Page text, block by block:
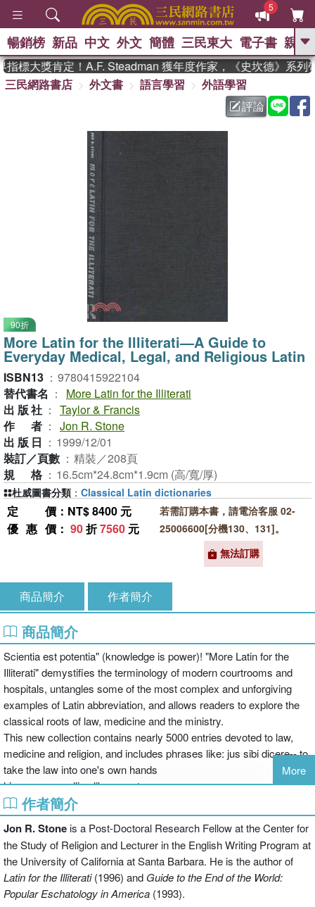
5
GO
熱搜： 東野圭吾 、 高希均教授回憶錄
父親節 、 如果歷
暑期推薦 、 國際布克
獎 臺灣漫遊錄 、 方念華
登輝時代
暢銷榜 新品 中文 外文 簡體 三民東大 電子書 親子
標大獎肯定！A.F. Steadman 獲年度作家，《史坎德》系列帶
三民網路書店
外文書 語言學習
外語學習
評論
90折
More Latin for the Illiterati—A Guide to
Everyday Medical, Legal, and Religious Latin
ISBN13 ： 9780415922104
替代書名 ：
More Latin for the Illiterati
出版社 ： Taylor & Francis
作者 ： Jon R. Stone
出版日 ： 1999/12/01
裝訂／頁數 ： 精裝／208頁
規格 ： 16.5cm*24.8cm*1.9cm (高/寬/厚)
定價 ：NT$ 8400 元
優惠價 ： 90折7560 元
若需訂購本書，請電洽客服 02-
25006600[分機130、131]。
無法訂購
杜威圖書分類 ： Classical Latin dictionaries
商品簡介 作者簡介
商品簡介
Scientia est potentia" (knowledge is power)! "More Latin for the
Illiterati" demystifies the terminology of modern courtrooms and
hospitals, untangles some of the most complex and unforgiving
examples of Latin abbreviation, and allows readers to explore the
classical roots of law, medicine and the ministry.
This new collection contains nearly 5000 entries devoted to law,
medicine and religion, and includes phrases like: jus sibi dicere-- to
take the law into one's own hands
hircosus-- smelling like a goat
opprobrium medicum [the reproach of physicians]--an incurable
disease
ita et viri debent diligere uxores ut corpora sua--so men ought to
love their wives as their own bodies ["Ephesians" 5:28]
ludere cum sacris--to trifle with sacred things
amicus curiae--a friend of the court
Practicing or aspiring doctors, lawyers or ministers, language-
More
作者簡介
Jon R. Stoneis a Post-Doctoral Research Fellow at the Center for
the Study of Religion and Lecturer in the English Writing Program at
the University of California at Santa Barbara. He is the author of
Latin for the Illiterati(1996) and Guide to the End of the World:
Popular Eschatology in America (1993).